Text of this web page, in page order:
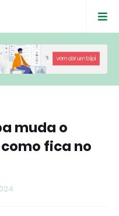
muda o
fica no